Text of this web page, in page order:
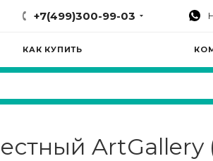
+7(499)300-99-03
КАК КУПИТЬ
ArtGallery